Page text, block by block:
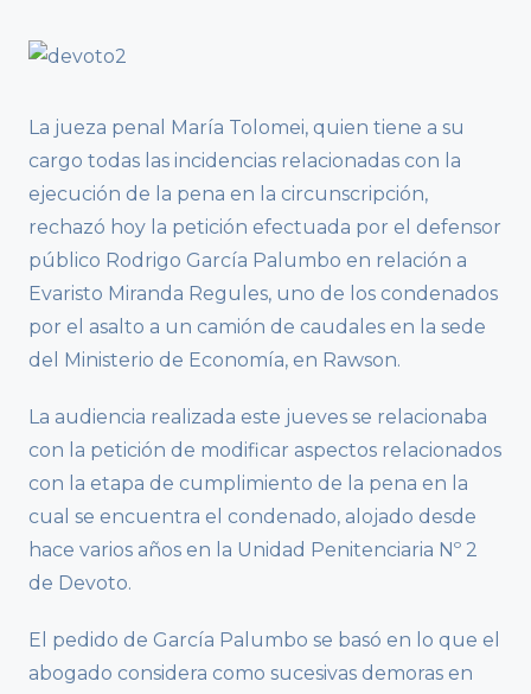
La jueza penal María Tolomei, quien tiene a su
cargo todas las incidencias relacionadas con la
ejecución de la pena en la circunscripción,
rechazó hoy la petición efectuada por el defensor
público Rodrigo García Palumbo en relación a
Evaristo Miranda Regules, uno de los condenados
por el asalto a un camión de caudales en la sede
del Ministerio de Economía, en Rawson.
La audiencia realizada este jueves se relacionaba
con la petición de modificar aspectos relacionados
con la etapa de cumplimiento de la pena en la
cual se encuentra el condenado, alojado desde
hace varios años en la Unidad Penitenciaria Nº 2
de Devoto.
El pedido de García Palumbo se basó en lo que el
abogado considera como sucesivas demoras en